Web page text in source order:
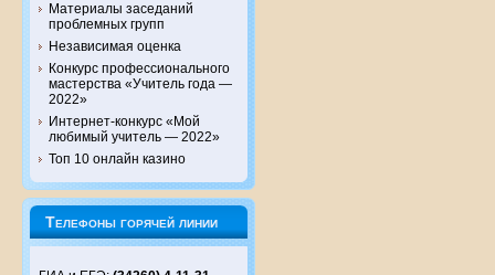
Материалы заседаний
проблемных групп
Независимая оценка
Конкурс профессионального
мастерства «Учитель года —
2022»
Интернет-конкурс «Мой
любимый учитель — 2022»
Топ 10 онлайн казино
Телефоны горячей линии